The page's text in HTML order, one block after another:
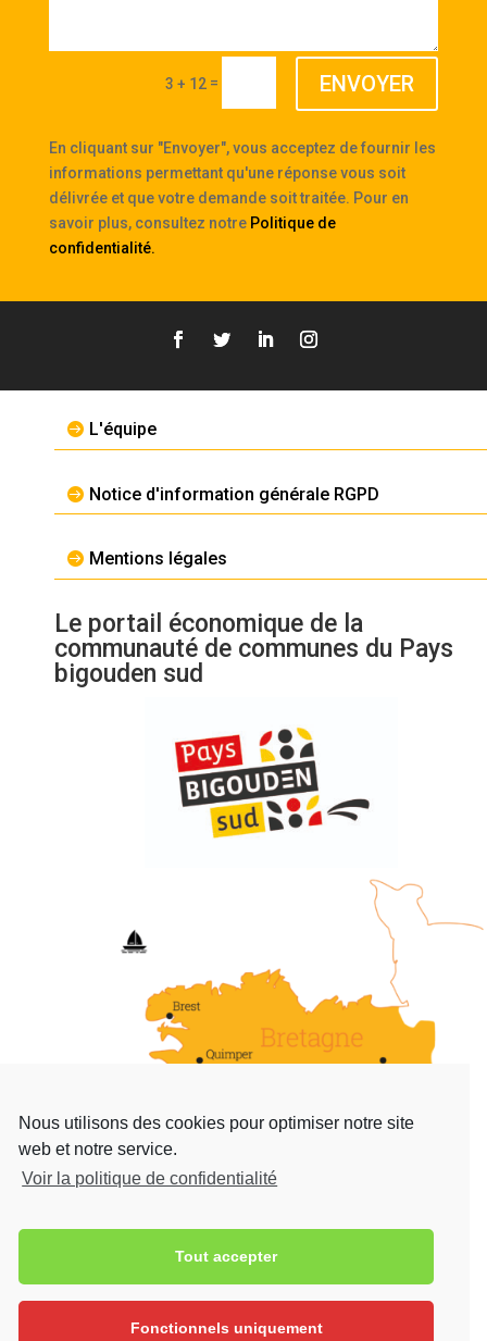
3 + 12 = ENVOYER
En cliquant sur "Envoyer", vous acceptez de fournir les
informations permettant qu'une réponse vous soit
délivrée et que votre demande soit traitée. Pour en
savoir plus, consultez notre Politique de
confidentialité.
L'équipe
Notice d'information générale RGPD
Mentions légales
Le portail économique de la
communauté de communes du Pays
bigouden sud

17 Rue Raymonde-Folgoas-Guillou 29120
Pont-l'Abbé
Nous utilisons des cookies pour optimiser notre site
web et notre service.
Voir la politique de confidentialité
Tout accepter
Fonctionnels uniquement